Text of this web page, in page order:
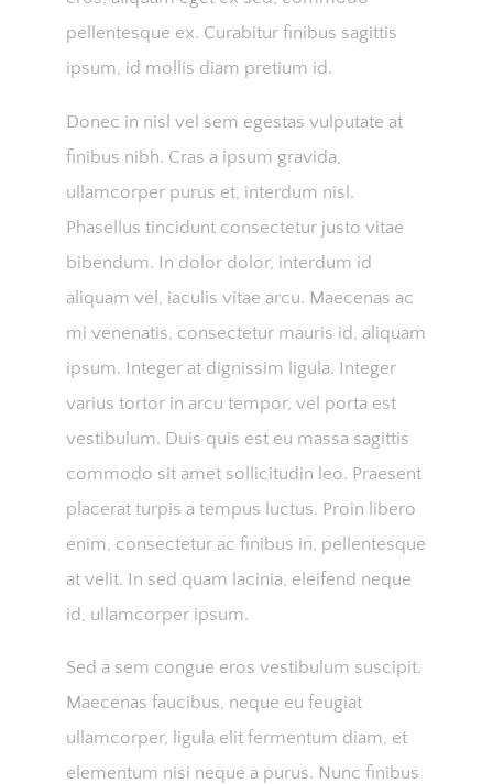
pellentesque ex. Curabitur finibus sagittis
ipsum, id mollis diam pretium id.
Donec in nisl vel sem egestas vulputate at
finibus nibh. Cras a ipsum gravida,
ullamcorper purus et, interdum nisl.
Phasellus tincidunt consectetur justo vitae
bibendum. In dolor dolor, interdum id
aliquam vel, iaculis vitae arcu. Maecenas ac
mi venenatis, consectetur mauris id, aliquam
ipsum. Integer at dignissim ligula. Integer
varius tortor in arcu tempor, vel porta est
vestibulum. Duis quis est eu massa sagittis
commodo sit amet sollicitudin leo. Praesent
placerat turpis a tempus luctus. Proin libero
enim, consectetur ac finibus in, pellentesque
at velit. In sed quam lacinia, eleifend neque
id, ullamcorper ipsum.
Sed a sem congue eros vestibulum suscipit.
Maecenas faucibus, neque eu feugiat
ullamcorper, ligula elit fermentum diam, et
elementum nisi neque a purus. Nunc finibus